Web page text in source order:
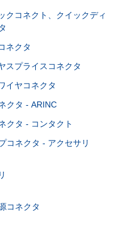
クコネクト、クイックディ
ネクタ
スプライスコネクタ
イヤコネクタ
クタ - ARINC
クタ - コンタクト
コネクタ - アクセサリ
コネクタ